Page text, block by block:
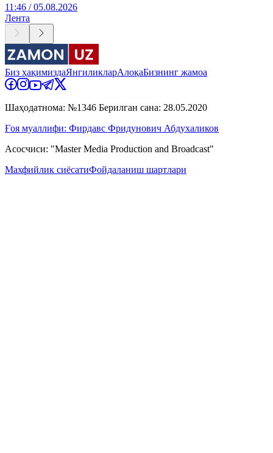
11:46 / 05.08.2026
Лента
Биз ҳақимиздаЯнгиликларАлоқаБизнинг жамоа
Шаҳодатнома: №1346 Берилган сана: 28.05.2020
Ғоя муаллифи: Фирдавс Фридунович Абдухаликов
Асосчиси: "Master Media Production and Broadcast"
Махфийлик сиёсатиФойдаланиш шартлари